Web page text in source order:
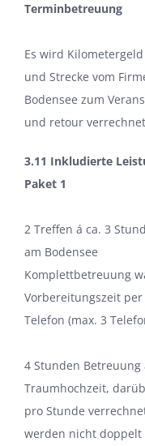
Terminbetreuung
Es wird
und Strecke vom
Bodensee zum
und retour
3.11 Inkludierte
Paket 1
2 Treffen á ca. 3
am Bodensee
Komplettbetreuung
Vorbereitungszeit per
Telefon (max. 3
4 Stunden Betreuung
Traumhochzeit,
pro Stunde
werden nicht